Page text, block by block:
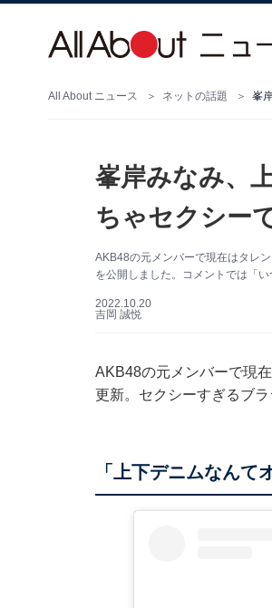
All About ニュース ネットの話題
峯岸みなみ、
ちゃセクシー
AKB48の元メンバーで現在はタレ
を公開しました。コメントでは「
2022.10.20
吉岡 誠悦
AKB48の元メンバーで現
更新。セクシーすぎるブラ
「上下デニムなんて